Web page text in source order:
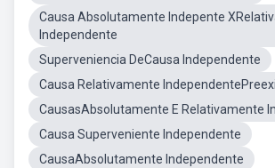
Causa Absolutamente Indepente
Independente
Superveniencia DeCausa Independente
Causa Relativamente
CausasAbsolutamente E Relativamente
Causa Superveniente Independente
CausaAbsolutamente Independente